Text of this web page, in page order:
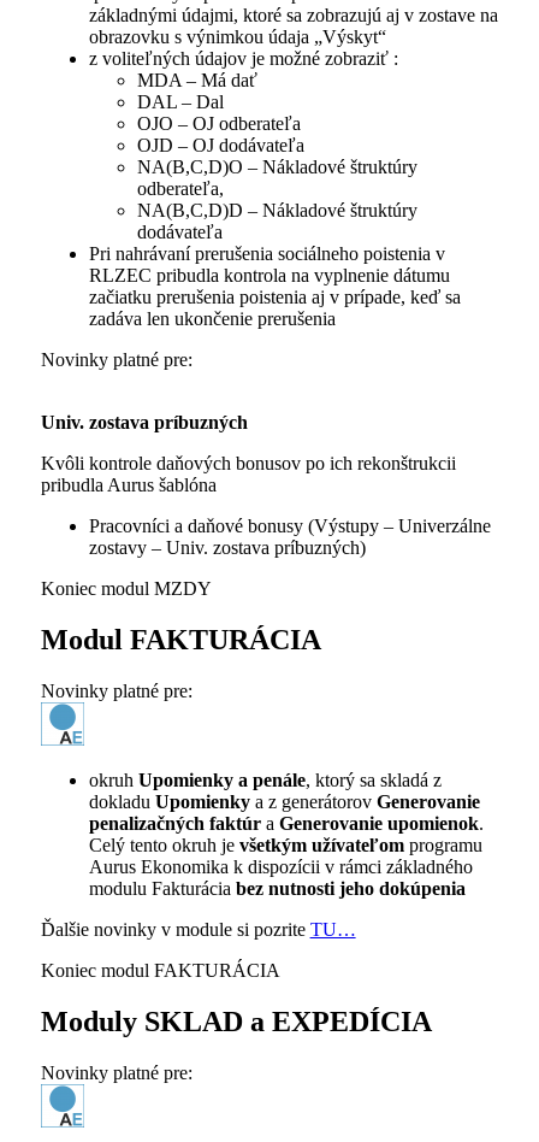
základnými údajmi, ktoré sa zobrazujú aj v zostave na
obrazovku s výnimkou údaja „Výskyt“
z voliteľných údajov je možné zobraziť :
MDA – Má dať
DAL – Dal
OJO – OJ odberateľa
OJD – OJ dodávateľa
NA(B,C,D)O – Nákladové štruktúry
odberateľa,
NA(B,C,D)D – Nákladové štruktúry
dodávateľa
Pri nahrávaní prerušenia sociálneho poistenia v
RLZEC pribudla kontrola na vyplnenie dátumu
začiatku prerušenia poistenia aj v prípade, keď sa
zadáva len ukončenie prerušenia
Novinky platné pre:
Univ. zostava príbuzných
Kvôli kontrole daňových bonusov po ich rekonštrukcii
pribudla Aurus šablóna
Pracovníci a daňové bonusy (Výstupy – Univerzálne
zostavy – Univ. zostava príbuzných)
Koniec modul MZDY
Modul FAKTURÁCIA
Novinky platné pre:
okruh Upomienky a penále, ktorý sa skladá z
dokladu Upomienkya z generátorov Generovanie
penalizačných faktúra Generovanie upomienok.
Celý tento okruh je všetkým užívateľomprogramu
Aurus Ekonomika k dispozícii v rámci základného
modulu Fakturácia bez nutnosti jeho dokúpenia
Ďalšie novinky v module si pozrite TU…
Koniec modul FAKTURÁCIA
Moduly SKLAD a EXPEDÍCIA
Novinky platné pre: